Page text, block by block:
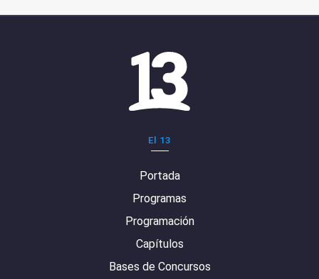
El 13
Portada
Programas
Programación
Capítulos
Bases de Concursos